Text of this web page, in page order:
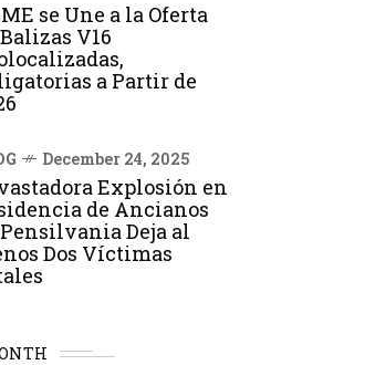
se Une a la Oferta
V16
a Partir de
December 24, 2025
Explosión en
de Ancianos
Deja al
Dos Víctimas